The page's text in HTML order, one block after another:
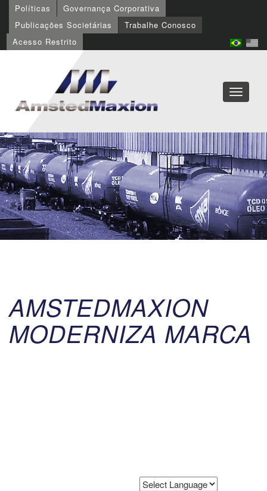
Políticas
Governança Corporativa
Publicações Societárias
Trabalhe Conosco
Acesso Restrito
AMSTEDMAXION
MODERNIZA MARCA